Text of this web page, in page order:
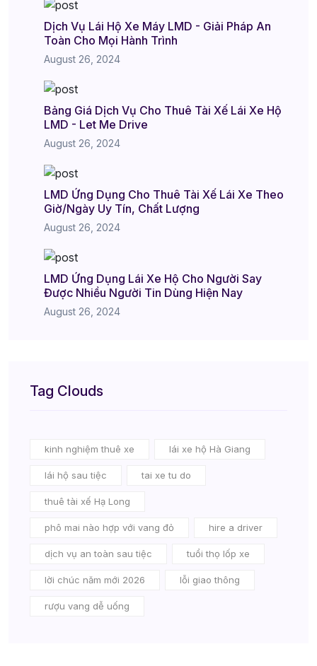
Dịch Vụ Lái Hộ Xe Máy LMD - Giải Pháp An
Toàn Cho Mọi Hành Trình
August 26, 2024
Bảng Giá Dịch Vụ Cho Thuê Tài Xế Lái Xe Hộ
LMD - Let Me Drive
August 26, 2024
LMD Ứng Dụng Cho Thuê Tài Xế Lái Xe Theo
Giờ/Ngày Uy Tín, Chất Lượng
August 26, 2024
LMD Ứng Dụng Lái Xe Hộ Cho Người Say
Được Nhiều Người Tin Dùng Hiện Nay
August 26, 2024
Tag Clouds
kinh nghiệm thuê xe lái xe hộ Hà Giang
lái hộ sau tiệc tai xe tu do
thuê tài xế Hạ Long
phô mai nào hợp với vang đỏ hire a driver
dịch vụ an toàn sau tiệc tuổi thọ lốp xe
lời chúc năm mới 2026 lỗi giao thông
rượu vang dễ uống